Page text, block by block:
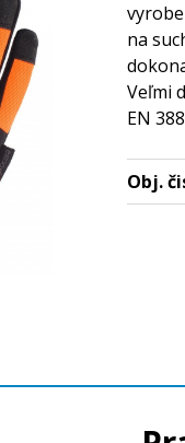
na
Veľmi
EN
Obj.